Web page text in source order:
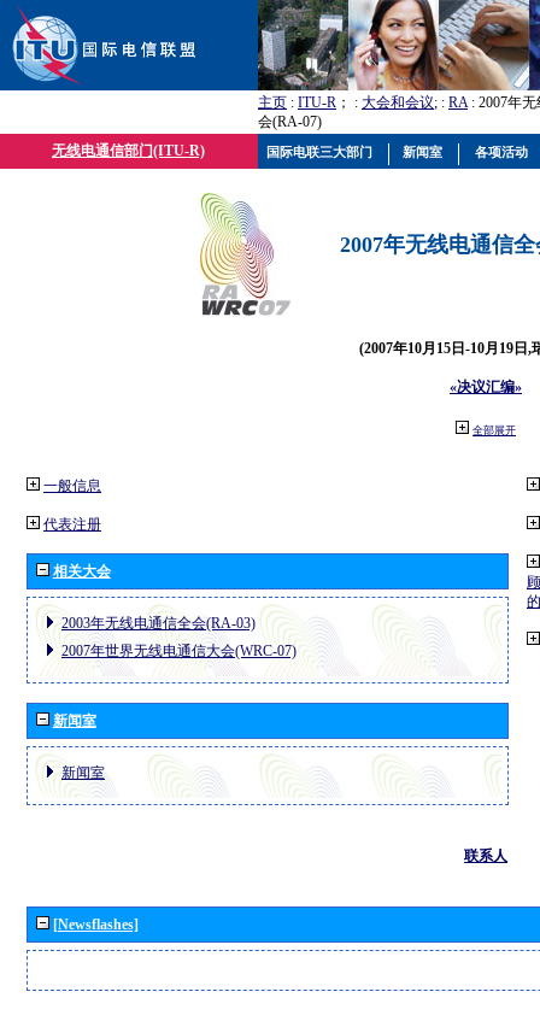
主页 : ITU-R ； : 大会和会议; : RA: 2007年
会(RA-07)
无线电通信部门(ITU-R)
2007年无线电通信
(2007年10月15日-10月19日,
«决议汇编»
全部展开
一般信息
代表注册
相关大会
2003年无线电通信全会(RA-03)
2007年世界无线电通信大会(WRC-07)
新闻室
新闻室
联系人
[Newsflashes]
国际电联三大部门 新闻室 各项活动